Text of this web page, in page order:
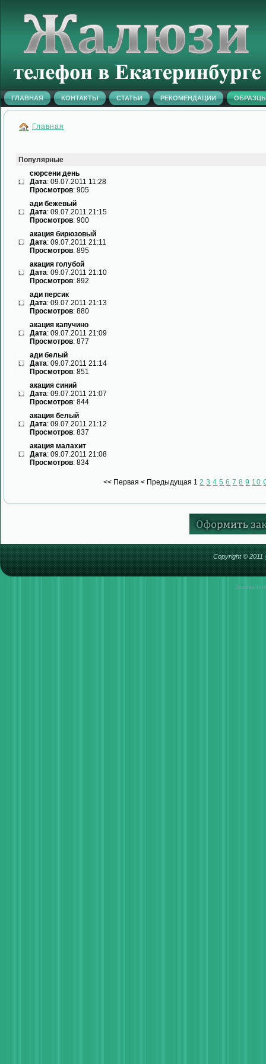
ГЛАВНАЯ КОНТАКТЫ СТАТЬИ РЕКОМЕНДАЦИИ
Главная
Популярные
сюрсени день
Дата: 09.07.2011 11:28
Просмотров: 905
ади бежевый
Дата: 09.07.2011 21:15
Просмотров: 900
акация бирюзовый
Дата: 09.07.2011 21:11
Просмотров: 895
акация голубой
Дата: 09.07.2011 21:10
Просмотров: 892
ади персик
Дата: 09.07.2011 21:13
Просмотров: 880
акация капучино
Дата: 09.07.2011 21:09
Просмотров: 877
ади белый
Дата: 09.07.2011 21:14
Просмотров: 851
акация синий
Дата: 09.07.2011 21:07
Просмотров: 844
акация белый
Дата: 09.07.2011 21:12
Просмотров: 837
акация малахит
Дата: 09.07.2011 21:08
Просмотров: 834
<< Первая < Предыдущая 1 2 3 4 5 6 7 8 9 10
Copyright © 2011
Joomla